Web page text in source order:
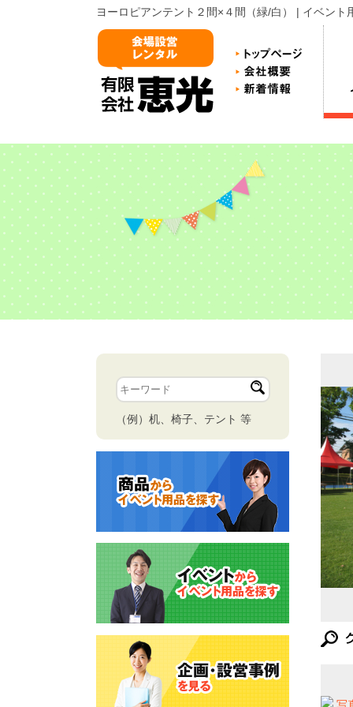
ヨーロピアンテント２間×４間（緑/白） | イベント
（例）机、椅子、テント 等